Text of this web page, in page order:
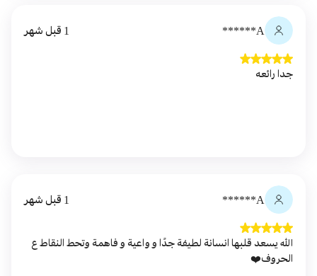
A****** 1 قبل شهر
جدا رائعه
A****** 1 قبل شهر
الله يسعد قلبها انسانة لطيفة جدًا و واعية و فاهمة وتحط النقاط ع
الحروف❤️